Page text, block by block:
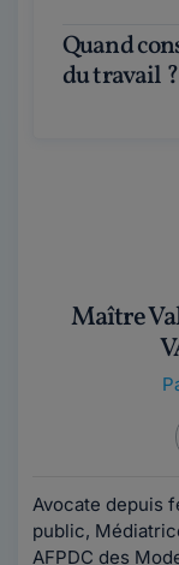
Quand consulter un avocat en droit
du travail ?
Maître
Avocate depuis
public,
AFPDC des